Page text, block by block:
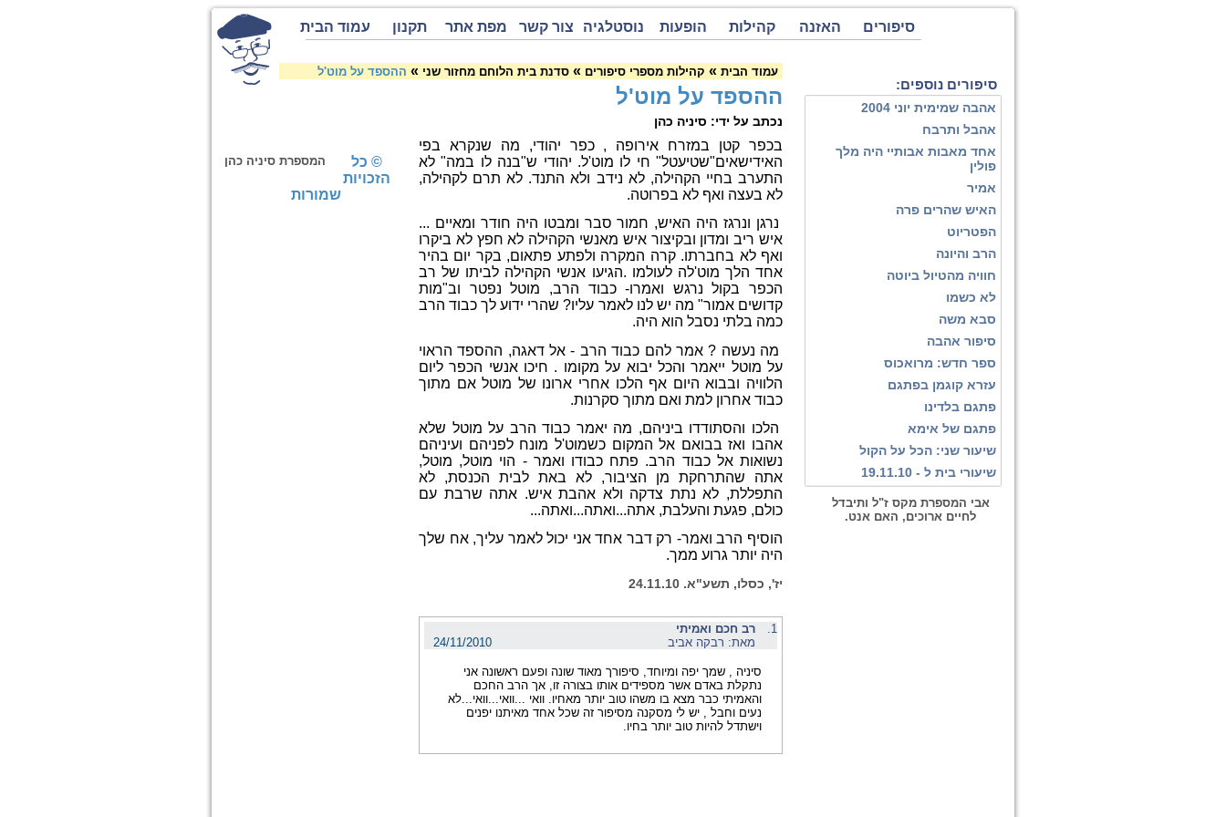
סיפורים האזנה קהילות הופעות נוסטלגיה צור קשר מפת אתר תקנון עמוד הבית
סיפורים נוספים:
אהבה שמימית יוני 2004
אהבל ותרבח
אחד מאבות אבותיי היה מלך
פולין
אמיר
האיש שהרים פרה
הפטריוט
הרב והיונה
חוויה מהטיול ביוטה
לא כשמו
סבא משה
סיפור אהבה
ספר חדש: מרואכוס
עזרא קוגמן בפתגם
פתגם בלדינו
פתגם של אימא
שיעור שני: הכל על הקול
שיעורי בית ל - 19.11.10
אבי המספרת מקס ז"ל ותיבדל
לחיים ארוכים, האם אנט.
עמוד הבית » קהילות מספרי סיפורים » סדנת בית הלוחם מחזור שני » ההספד על מוט'ל
ההספד על מוט'ל
נכתב על ידי: סיניה כהן
בכפר קטן במזרח אירופה , כפר יהודי, מה שנקרא בפי
האידישאים"שטיעטל" חי לו מוט'ל. יהודי ש"בנה לו במה" לא
התערב בחיי הקהילה, לא נידב ולא התנד. לא תרם לקהילה,
לא בעצה ואף לא בפרוטה.
נרגן ונרגז היה האיש, חמור סבר ומבטו היה חודר ומאיים ...
איש ריב ומדון ובקיצור איש מאנשי הקהילה לא חפץ לא ביקרו
ואף לא בחברתו. קרה המקרה ולפתע פתאום, בקר יום בהיר
אחד הלך מוט'לה לעולמו .הגיעו אנשי הקהילה לביתו של רב
הכפר בקול נרגש ואמרו- כבוד הרב, מוטל נפטר וב"מות
קדושים אמור" מה יש לנו לאמר עליו? שהרי ידוע לך כבוד הרב
כמה בלתי נסבל הוא היה.
מה נעשה ? אמר להם כבוד הרב - אל דאגה, ההספד הראוי
על מוטל ייאמר והכל יבוא על מקומו . חיכו אנשי הכפר ליום
הלוויה ובבוא היום אף הלכו אחרי ארונו של מוטל אם מתוך
כבוד אחרון למת ואם מתוך סקרנות.
הלכו והסתודדו ביניהם, מה יאמר כבוד הרב על מוטל שלא
אהבו ואז בבואם אל המקום כשמוט'ל מונח לפניהם ועיניהם
נשואות אל כבוד הרב. פתח כבודו ואמר - הוי מוטל, מוטל,
אתה שהתרחקת מן הציבור, לא באת לבית הכנסת, לא
התפללת, לא נתת צדקה ולא אהבת איש. אתה שרבת עם
כולם, פגעת והעלבת, אתה...ואתה...ואתה...
הוסיף הרב ואמר- רק דבר אחד אני יכול לאמר עליך, אח שלך
היה יותר גרוע ממך.
המספרת סיניה כהן
© כל
הזכויות
שמורות
יז', כסלו, תשע"א. 24.11.10
1.
רב חכם ואמיתי
מאת: רבקה אביב
24/11/2010
סיניה , שמך יפה ומיוחד, סיפורך מאוד שונה ופעם ראשונה אני
נתקלת באדם אשר מספידים אותו בצורה זו, אך הרב החכם
והאמיתי כבר מצא בו משהו טוב יותר מאחיו. וואי ...וואי...וואי...לא
נעים וחבל , יש לי מסקנה מסיפור זה שכל אחד מאיתנו יפנים
וישתדל להיות טוב יותר בחיו.